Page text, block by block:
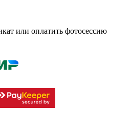
или оплатить фотосессию